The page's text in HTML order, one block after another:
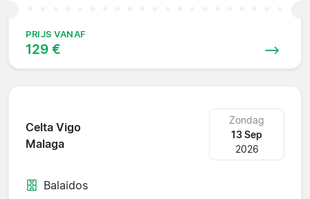
PRIJS VANAF
129 €
Celta Vigo
Malaga
Zondag
13 Sep
2026
Balaidos